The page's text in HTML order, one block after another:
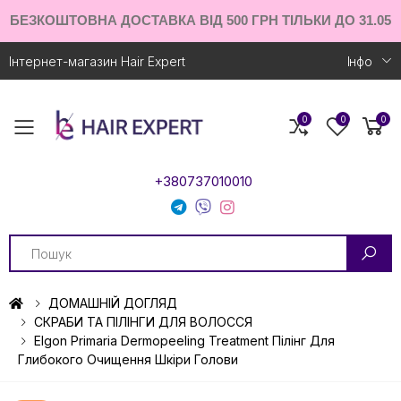
БЕЗКОШТОВНА ДОСТАВКА ВІД 500 ГРН ТІЛЬКИ ДО 31.05
Інтернет-магазин Hair Expert Iнфо
Toggle mobile menu
+380737010010
Search
0 0 0
ДОМАШНІЙ ДОГЛЯД
СКРАБИ ТА ПІЛІНГИ ДЛЯ ВОЛОССЯ
Elgon Primaria Dermopeeling Treatment Пілінг Для
Глибокого Очищення Шкіри Голови